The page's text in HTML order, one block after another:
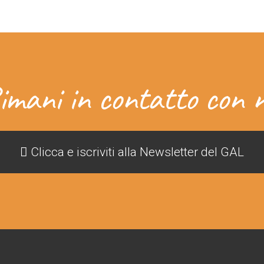
in contatto con
Clicca e iscriviti alla Newsletter del GAL